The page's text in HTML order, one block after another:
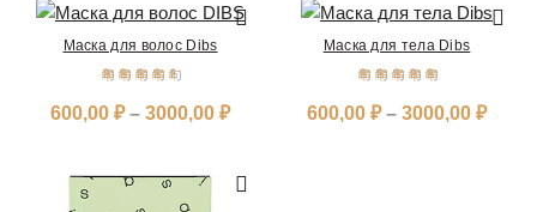
ВЫБЕРИТЕ
Маска для волос Dibs
600,00 ₽– 3000,00 ₽
ВЫБЕРИТЕ
Маска для тела Dibs
600,00 ₽– 3000,00 ₽